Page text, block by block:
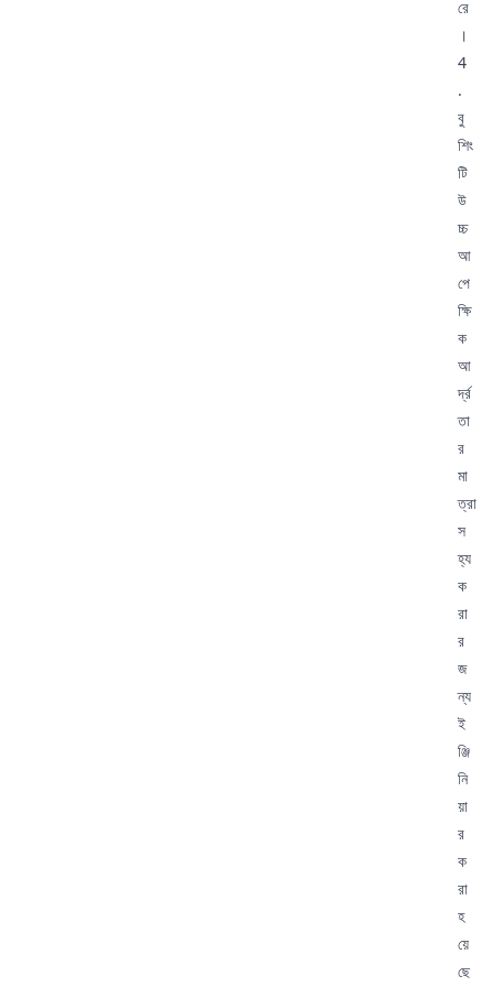
রে
।
4
.
বু
শিং
টি
উ
চ্চ
আ
পে
ক্ষি
ক
আ
র্দ্র
তা
র
মা
ত্রা
স
হ্য
ক
রা
র
জ
ন্য
ই
ঞ্জি
নি
য়া
র
ক
রা
হ
য়ে
ছে